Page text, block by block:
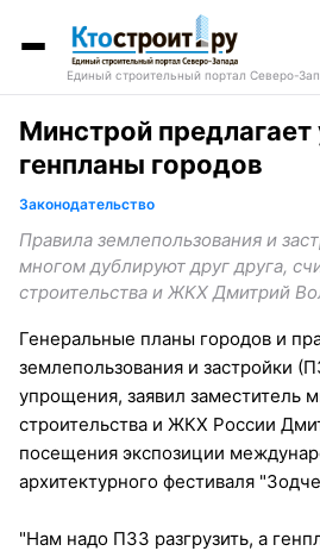
Единый строительный портал Северо-
Минстрой предлагает
генпланы городов
Законодательство
Правила землепользования и
многом дублируют друг друга,
строительства и ЖКХ Дмитрий
Генеральные планы городов и
землепользования и застройки
упрощения, заявил заместитель
строительства и ЖКХ России
посещения экспозиции
архитектурного фестиваля
"Нам надо ПЗЗ разгрузить, а